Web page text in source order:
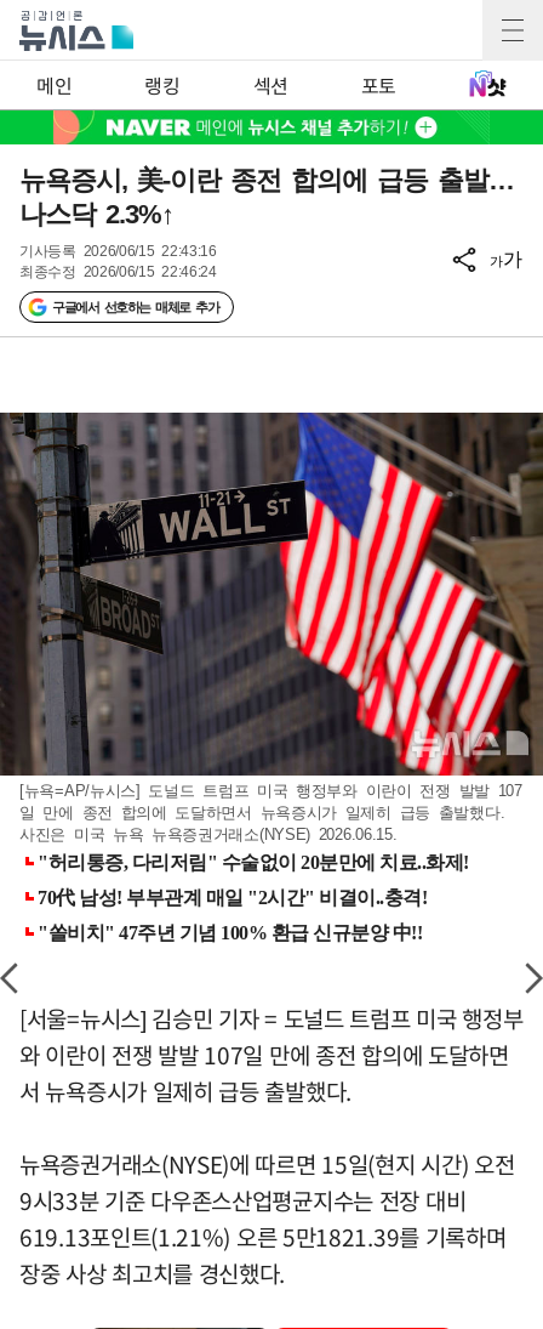
메인 랭킹 섹션 포토
뉴욕증시, 美-이란 종전 합의에 급등 출발…
나스닥 2.3%↑
기사등록 2026/06/15 22:43:16
최종수정 2026/06/15 22:46:24
구글에서 선호하는 매체로 추가
가가
[뉴욕=AP/뉴시스] 도널드 트럼프 미국 행정부와 이란이 전쟁 발발 107
일 만에 종전 합의에 도달하면서 뉴욕증시가 일제히 급등 출발했다.
사진은 미국 뉴욕 뉴욕증권거래소(NYSE) 2026.06.15.
[서울=뉴시스] 김승민 기자 = 도널드 트럼프 미국 행정부
와 이란이 전쟁 발발 107일 만에 종전 합의에 도달하면
서 뉴욕증시가 일제히 급등 출발했다.
뉴욕증권거래소(NYSE)에 따르면 15일(현지 시간) 오전
9시33분 기준 다우존스산업평균지수는 전장 대비
619.13포인트(1.21%) 오른 5만1821.39를 기록하며
장중 사상 최고치를 경신했다.